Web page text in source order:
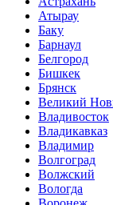
Атырау
Баку
Барнаул
Белгород
Бишкек
Брянск
Великий
Владивосток
Владикавказ
Владимир
Волгоград
Волжский
Вологда